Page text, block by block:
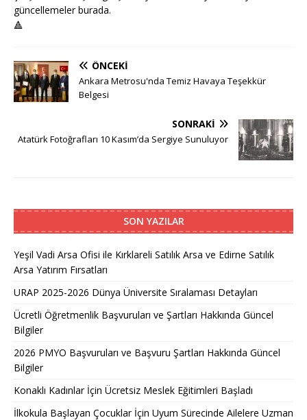
güncellemeler burada.
🔺
ÖNCEKI
Ankara Metrosu'nda Temiz Havaya Teşekkür
Belgesi
SONRAKI
Atatürk Fotoğrafları 10 Kasım’da Sergiye Sunuluyor
SON YAZILAR
Yeşil Vadi Arsa Ofisi ile Kırklareli Satılık Arsa ve Edirne Satılık
Arsa Yatırım Fırsatları
URAP 2025-2026 Dünya Üniversite Sıralaması Detayları
Ücretli Öğretmenlik Başvuruları ve Şartları Hakkında Güncel
Bilgiler
2026 PMYO Başvuruları ve Başvuru Şartları Hakkında Güncel
Bilgiler
Konaklı Kadınlar İçin Ücretsiz Meslek Eğitimleri Başladı
İlkokula Başlayan Çocuklar İçin Uyum Sürecinde Ailelere Uzman